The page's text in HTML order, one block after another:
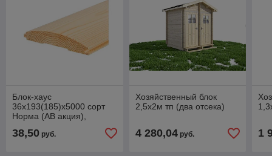
Блок-хаус
36х193(185)х5000 сорт
Норма (АВ акция),
38,50 руб.
Хозяйственный блок
2,5х2м тп (два отсека)
4 280,04руб. 1